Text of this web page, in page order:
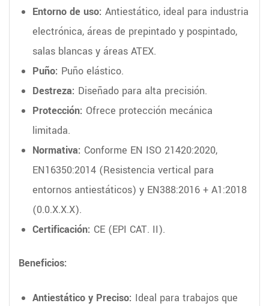
Entorno de uso: Antiestático, ideal para industria
electrónica, áreas de prepintado y pospintado,
salas blancas y áreas ATEX.
Puño: Puño elástico.
Destreza: Diseñado para alta precisión.
Protección: Ofrece protección mecánica
limitada.
Normativa: Conforme EN ISO 21420:2020,
EN16350:2014 (Resistencia vertical para
entornos antiestáticos) y EN388:2016 + A1:2018
(0.0.X.X.X).
Certificación: CE (EPI CAT. II).
Beneficios:
Antiestático y Preciso: Ideal para trabajos que